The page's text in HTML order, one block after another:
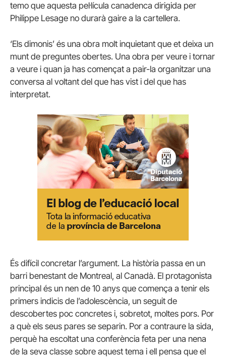
temo que aquesta pel·lícula canadenca dirigida per
Philippe Lesage no durarà gaire a la cartellera.
‘Els dimonis’ és una obra molt inquietant que et deixa un
munt de preguntes obertes. Una obra per veure i tornar
a veure i quan ja has començat a pair-la organitzar una
conversa al voltant del que has vist i del que has
interpretat.
És difícil concretar l’argument. La història passa en un
barri benestant de Montreal, al Canadà. El protagonista
principal és un nen de 10 anys que comença a tenir els
primers indicis de l’adolescència, un seguit de
descobertes poc concretes i, sobretot, moltes pors. Por
a què els seus pares se separin. Por a contraure la sida,
perquè ha escoltat una conferència feta per una nena
de la seva classe sobre aquest tema i ell pensa que el